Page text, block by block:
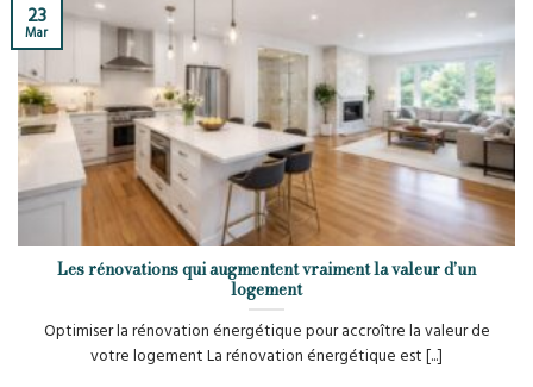
Les rénovations qui augmentent vraiment la valeur d’un
logement
Optimiser la rénovation énergétique pour accroître la valeur de
votre logement La rénovation énergétique est [...]
23
Mar